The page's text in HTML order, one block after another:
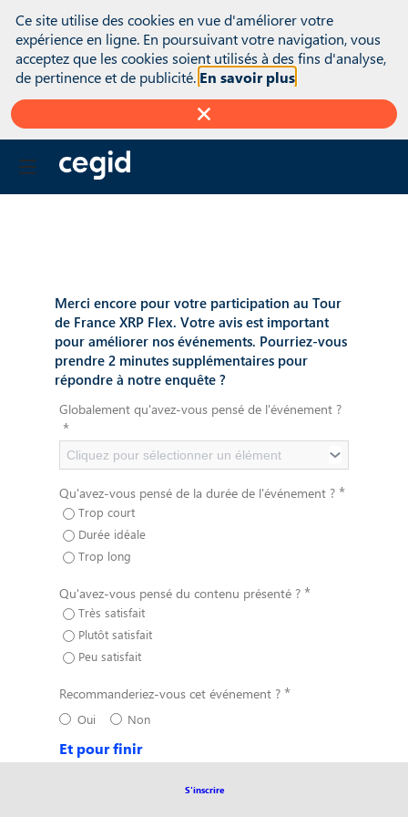
Merci encore pour votre participation au Tour
de France XRP Flex. Votre avis est important
pour améliorer nos événements. Pourriez-vous
prendre 2 minutes supplémentaires pour
répondre à notre enquête ?
Globalement qu'avez-vous pensé de l'événement ?
*
Cliquez pour sélectionner un élément
Qu'avez-vous pensé de la durée de l'événement ? *
Trop court
Durée idéale
Trop long
Qu'avez-vous pensé du contenu présenté ? *
Très satisfait
Plutôt satisfait
Peu satisfait
Recommanderiez-vous cet événement ? *
Oui Non
Et pour finir
S'inscrire
Ce site utilise des cookies en vue d'améliorer votre
expérience en ligne. En poursuivant votre navigation, vous
acceptez que les cookies soient utilisés à des fins d'analyse,
de pertinence et de publicité. En savoir plus
var inwink = global.inwink || {}; global.inwink = inwink;
inwink.tracking = inwink.tracking || {}; inwink.tracking.trackers =
inwink.tracking.trackers || []; inwink.tracking.trackers.push({
script: { id : "mytracker", innerContent : '(function() {\r\n var
didInit = false;\r\n function initMunchkin() {\r\n if(didInit ===
false) {\r\n didInit = true;\r\n Munchkin.init('818-MJH-876');\r\n
}\r\n }\r\n var s = document.createElement('script');\r\n s.type =
'text/javascript';\r\n s.async = true;\r\n s.src =
'//munchkin.marketo.net/munchkin.js';\r\n s.onreadystatechange
trackAction: function(category, action, label){} }); if
(inwink.trackingStatus) inwink.trackingStatus(); })(this);